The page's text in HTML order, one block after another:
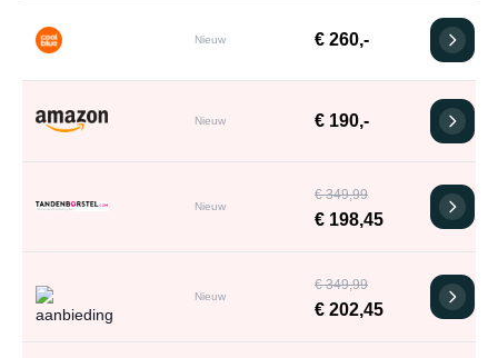
Nieuw € 260,-
Nieuw € 190,-
Nieuw
€ 349,99
€ 198,45
Nieuw
€ 349,99
€ 202,45